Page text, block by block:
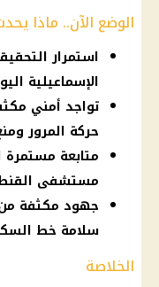
الوضع الآن.. ماذا
استمرار
الإسماعيلية
تواجد أمني
حركة المرور
متابعة مستمرة
مستشفى
جهود مكثفة من
سلامة خط
الخلاصة